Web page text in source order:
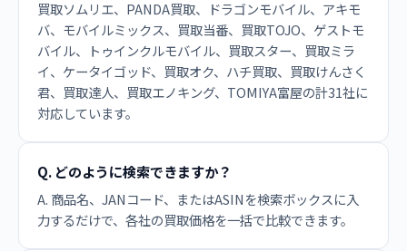
買取ソムリエ、PANDA買取、ドラゴンモバイル、アキモ
バ、モバイルミックス、買取当番、買取TOJO、ゲストモ
バイル、トゥインクルモバイル、買取スター、買取ミラ
イ、ケータイゴッド、買取オク、ハチ買取、買取けんさく
君、買取達人、買取エノキング、TOMIYA富屋の計31社に
対応しています。
Q. どのように検索できますか？
A. 商品名、JANコード、またはASINを検索ボックスに入
力するだけで、各社の買取価格を一括で比較できます。